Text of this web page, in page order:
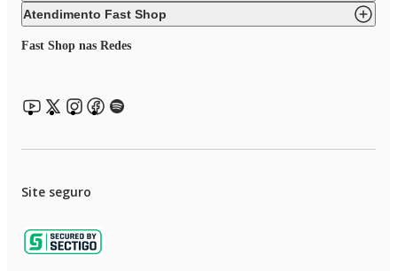
Atendimento Fast Shop
Fast Shop nas Redes
Site seguro